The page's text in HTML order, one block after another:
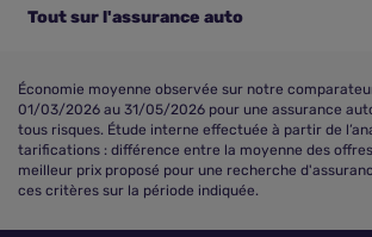
Tout sur l'assurance auto
Économie moyenne observée sur notre
01/03/2026 au 31/05/2026 pour une assurance
tous risques. Étude interne effectuée à partir de
tarifications : différence entre la moyenne des
meilleur prix proposé pour une recherche
ces critères sur la période indiquée.